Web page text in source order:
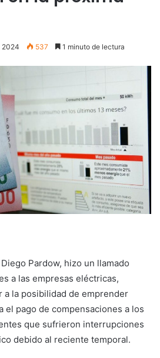
2024 537 1 minuto de lectura
Pardow, hizo un llamado
a las empresas eléctricas,
a la posibilidad de emprender
el pago de compensaciones a los
que sufrieron interrupciones
debido al reciente temporal.